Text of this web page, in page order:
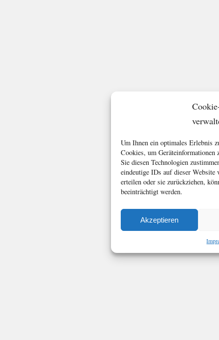
Um Ihnen ein optimales Erlebnis
Cookies, um Geräteinformationen
Sie diesen Technologien
eindeutige IDs auf dieser
erteilen oder sie zurückziehen,
beeinträchtigt werden.
Akzeptieren